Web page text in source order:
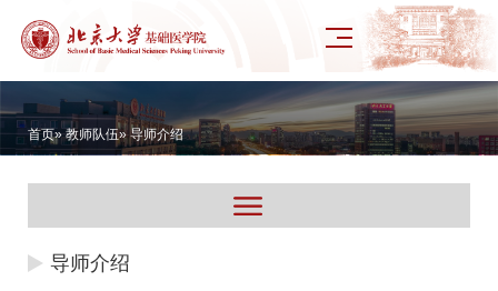
首页»教师队伍» 导师介绍
导师介绍